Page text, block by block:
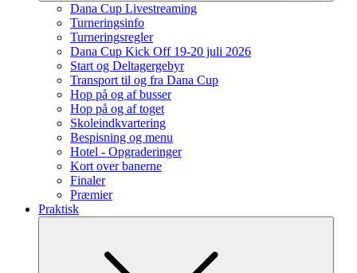
Dana Cup Livestreaming
Turneringsinfo
Turneringsregler
Dana Cup Kick Off 19-20 juli 2026
Start og Deltagergebyr
Transport til og fra Dana Cup
Hop på og af busser
Hop på og af toget
Skoleindkvartering
Bespisning og menu
Hotel - Opgraderinger
Kort over banerne
Finaler
Præmier
Praktisk